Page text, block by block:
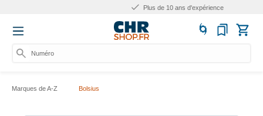
Plus de 10 ans d'expérience
Numéro d'ar
Marques de A-Z Bolsius